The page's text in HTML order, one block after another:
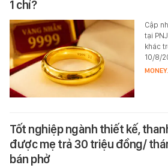
1 chỉ?
Cập
tại
khác
10/8/
Tốt nghiệp ngành thiết kế,
được mẹ trả 30 triệu đồng/
bán phở